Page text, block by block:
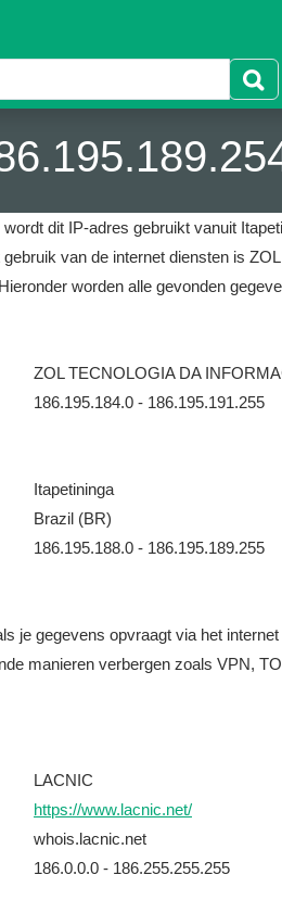
dit IP-adres gebruikt vanuit
van de internet diensten is
Hieronder worden alle gevonden
ZOL TECNOLOGIA DA
186.195.184.0 - 186.195.191.255
Itapetininga
Brazil (BR)
186.195.188.0 - 186.195.189.255
je gegevens opvraagt via het
manieren verbergen zoals VPN,
LACNIC
https://www.lacnic.net/
whois.lacnic.net
186.0.0.0 - 186.255.255.255